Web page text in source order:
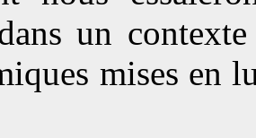
un
mises en